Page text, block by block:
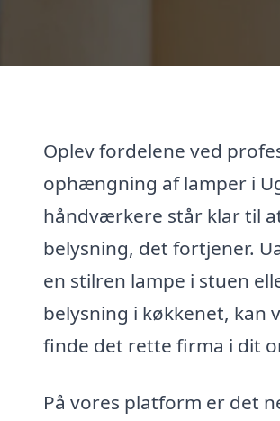
Oplev fordelene ved
ophængning af lamper i
håndværkere står klar til
belysning, det fortjener.
en stilren lampe i stuen
belysning i køkkenet, kan
finde det rette firma i dit
På vores platform er det